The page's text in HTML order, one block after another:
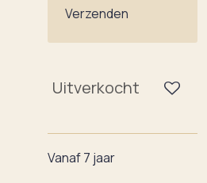
Verzenden
Uitverkocht
Vanaf 7 jaar